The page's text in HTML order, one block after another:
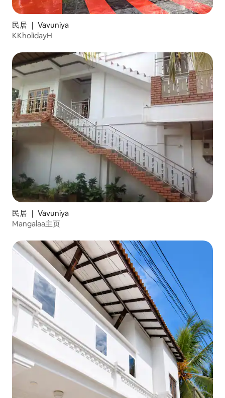
民居 ｜ Vavuniya
KKholidayH
民居 ｜ Vavuniya
Mangalaa主页